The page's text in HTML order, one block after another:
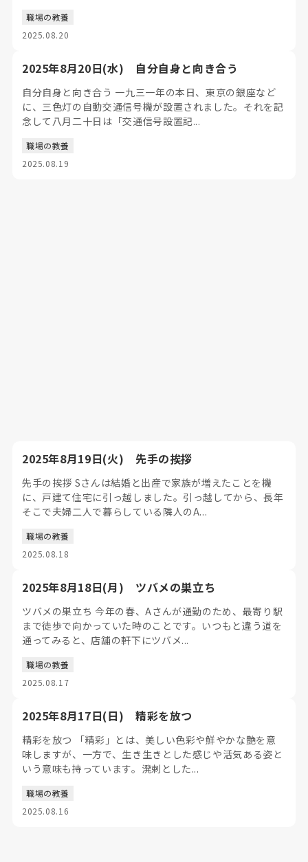
職場の教養
2025.08.20
2025年8月20日(水) 自分自身と向き合う
自分自身と向き合う 一九三一年の本日、東京の銀座など
に、三色灯の自動交通信号機が設置されました。それを記
念して八月二十日は「交通信号設置記...
職場の教養
2025.08.19
2025年8月19日(火) 先手の挨拶
先手の挨拶 Sさんは結婚と出産で家族が増えたことを機
に、戸建て住宅に引っ越しました。引っ越してから、長年
そこで夫婦二人で暮らしている隣人のA...
職場の教養
2025.08.18
2025年8月18日(月) ツバメの巣立ち
ツバメの巣立ち 今年の春、Aさんが通勤のため、最寄り駅
まで徒歩で向かっていた時のことです。いつもと違う道を
通ってみると、店舗の軒下にツバメ...
職場の教養
2025.08.17
2025年8月17日(日) 精彩を放つ
精彩を放つ 「精彩」とは、美しい色彩や鮮やかな艶を意
味しますが、一方で、生き生きとした感じや活気ある姿と
いう意味も持っています。溌剌とした...
職場の教養
2025.08.16